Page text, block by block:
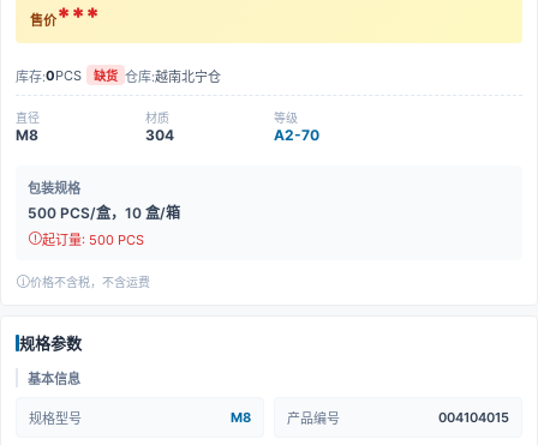
售价***
库存:0PCS 缺货 仓库:越南北宁仓
直径
M8
材质
304
等级
A2-70
包装规格
500 PCS/盒，10 盒/箱
起订量: 500 PCS
价格不含税，不含运费
规格参数
基本信息
规格型号 M8 产品编号 004104015